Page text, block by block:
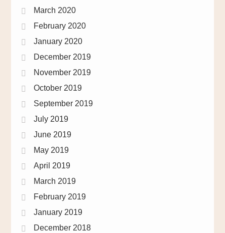
March 2020
February 2020
January 2020
December 2019
November 2019
October 2019
September 2019
July 2019
June 2019
May 2019
April 2019
March 2019
February 2019
January 2019
December 2018